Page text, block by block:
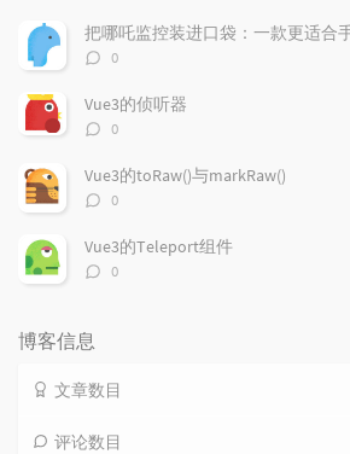
数：
评
数：
0
Vue3的侦听器
评
数：
0
Vue3的toRaw()与markRaw()
评
数：
0
Vue3的Teleport组件
评
0
博客信息
文章数目
评论数目